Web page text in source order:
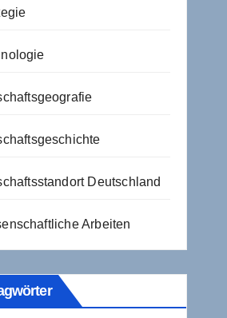
Deutschland
Arbeiten